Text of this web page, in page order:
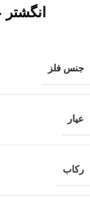
جنس فلز
عیار
رکاب